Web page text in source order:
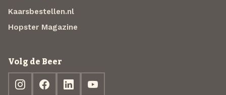
Kaarsbestellen.nl
Hopster Magazine
Volg de Beer